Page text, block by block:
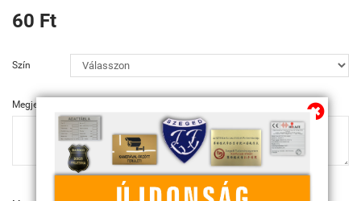
60 Ft
Szín
Megjegyzés